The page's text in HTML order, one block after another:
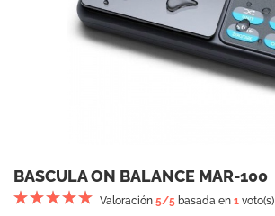
BASCULA ON BALANCE MAR-100
Valoración 5/5 basada en 1 voto(s)